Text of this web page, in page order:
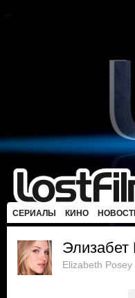
СЕРИАЛЫ КИНО
Элизабет
Elizabeth Posey